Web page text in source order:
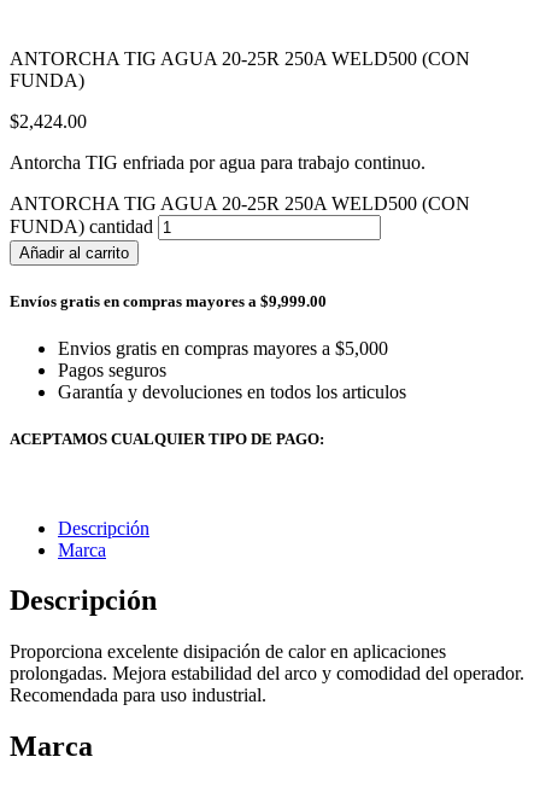
ANTORCHA TIG AGUA 20-25R 250A WELD500 (CON
FUNDA)
$2,424.00
Antorcha TIG enfriada por agua para trabajo continuo.
ANTORCHA TIG AGUA 20-25R 250A WELD500 (CON
FUNDA) cantidad
Añadir al carrito
Envíos gratis en compras mayores a $9,999.00
Envios gratis en compras mayores a $5,000
Pagos seguros
Garantía y devoluciones en todos los articulos
ACEPTAMOS CUALQUIER TIPO DE PAGO:
Descripción
Marca
Descripción
Proporciona excelente disipación de calor en aplicaciones
prolongadas. Mejora estabilidad del arco y comodidad del operador.
Recomendada para uso industrial.
Marca